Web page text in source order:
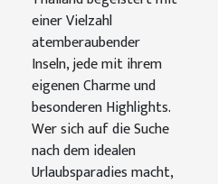
einer Vielzahl
atemberaubender
Inseln, jede mit ihrem
eigenen Charme und
besonderen Highlights.
Wer sich auf die Suche
nach dem idealen
Urlaubsparadies macht,